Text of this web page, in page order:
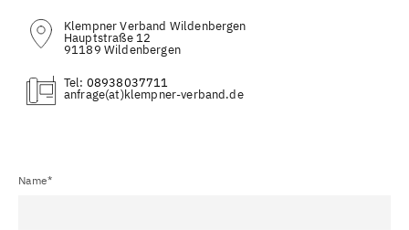
Klempner Verband Wildenbergen
Hauptstraße 12
91189 Wildenbergen
Tel: 08938037711
(at)
Name*